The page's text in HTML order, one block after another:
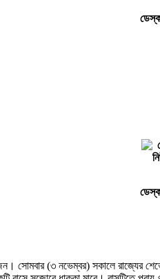
সোমবার (৩ নভেম্বর) সকালে রাজ্যের